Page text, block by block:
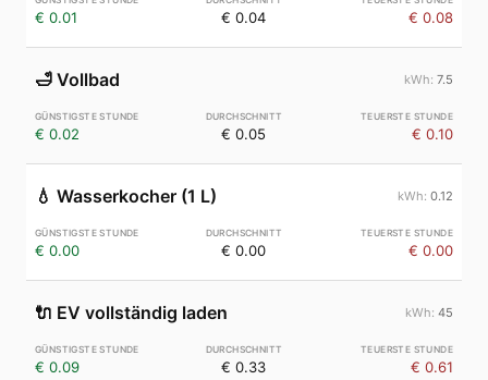
€ 0.01 € 0.04 € 0.08
🛁 Vollbad 7.5
€ 0.02 € 0.05 € 0.10
💧 Wasserkocher (1 L) 0.12
€ 0.00 € 0.00 € 0.00
🔌 EV vollständig laden 45
€ 0.09 € 0.33 € 0.61